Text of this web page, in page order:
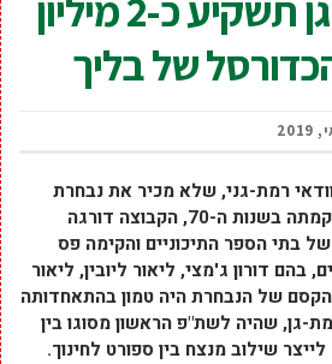
של בליך
רמת-גני, שלא מכיר את נבחרת
הכדורסל של בליך. עם הקמתה בשנות ה-70, הקבוצה דורגה
בתי הספר התיכוניים והקימה פס
בהם דורון ג'מצי, ליאור ליובין, ליאור
הקסם של הנבחרת היה טמון בהתאחדותה
גן, שהיה לשת"פ הראשון מסוגו בין
שילוב מנצח בין ספורט לחינוך.